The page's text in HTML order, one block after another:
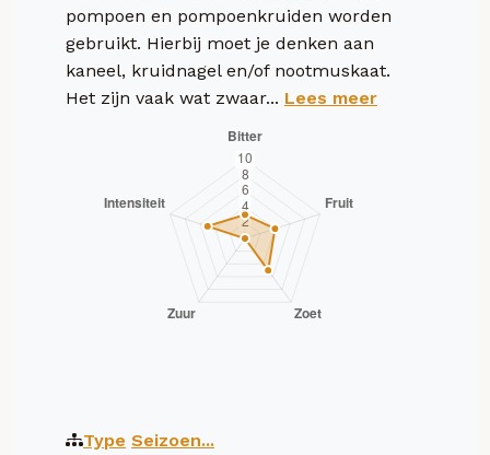
pompoen en pompoenkruiden worden
gebruikt. Hierbij moet je denken aan
kaneel, kruidnagel en/of nootmuskaat.
Het zijn vaak wat zwaar... Lees meer
Type Seizoen...